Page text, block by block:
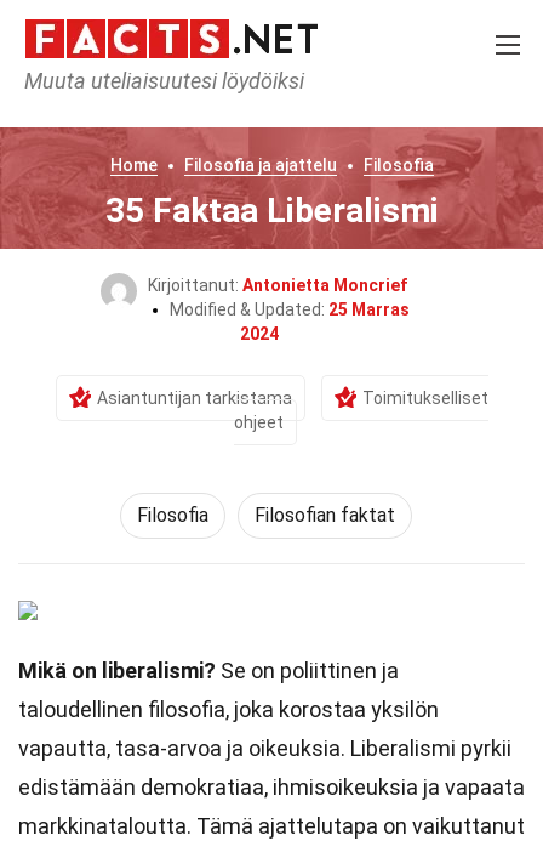
Muuta uteliaisuutesi löydöiksi
Home Filosofia ja ajattelu Filosofia
35 Faktaa Liberalismi
Kirjoittanut: Antonietta Moncrief
Modified & Updated: 25 Marras
2024
Asiantuntijan tarkistama
Toimitukselliset
ohjeet
Filosofia Filosofian faktat
Mikä on liberalismi? Se on poliittinen ja
taloudellinen filosofia, joka korostaa yksilön
vapautta, tasa-arvoa ja oikeuksia. Liberalismi pyrkii
edistämään demokratiaa, ihmisoikeuksia ja vapaata
markkinataloutta. Tämä ajattelutapa on vaikuttanut